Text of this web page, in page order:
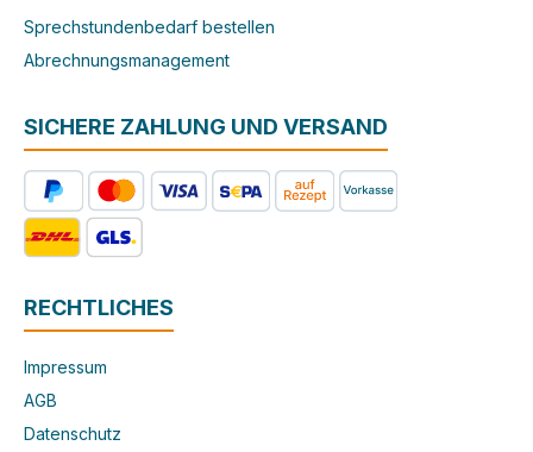
Sprechstundenbedarf bestellen
Abrechnungsmanagement
SICHERE ZAHLUNG UND VERSAND
RECHTLICHES
Impressum
AGB
Datenschutz